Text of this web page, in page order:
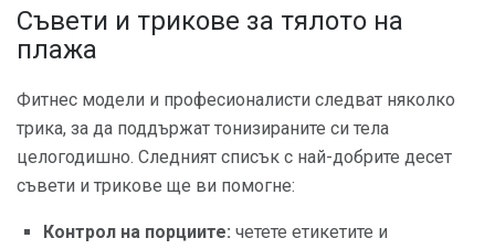
Съвети и трикове за тялото на
плажа
Фитнес модели и професионалисти следват няколко
трика, за да поддържат тонизираните си тела
целогодишно. Следният списък с най-добрите десет
съвети и трикове ще ви помогне:
Контрол на порциите: четете етикетите и